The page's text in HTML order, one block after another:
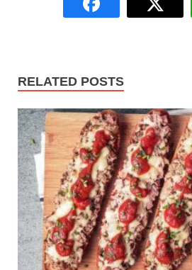
RELATED POSTS